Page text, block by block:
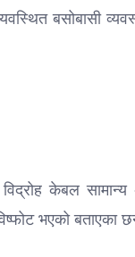
बसोबासी
केबल सामान्य
भएको बताएका